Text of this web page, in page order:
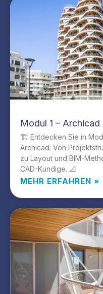
Modul 1 – Archicad
🏗️ Entdecken Sie in
Archicad: Von
zu Layout und BIM-
CAD-Kundige. 📐
MEHR ERFAHREN »